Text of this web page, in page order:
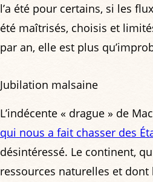
l’a été pour certains, si les
été maîtrisés, choisis et
par an, elle est plus
Jubilation malsaine
L’indécente « drague » de
qui nous a fait chasser des
désintéressé. Le continent,
ressources naturelles et